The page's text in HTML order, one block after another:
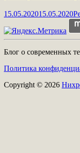
15.05.202015.05.2020
Блог о современных
Политика
Copyright © 2026